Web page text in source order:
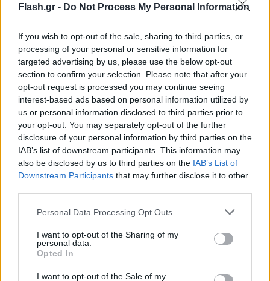
Flash.gr - Do Not Process My Personal Information
If you wish to opt-out of the sale, sharing to third parties, or
processing of your personal or sensitive information for
targeted advertising by us, please use the below opt-out
section to confirm your selection. Please note that after your
opt-out request is processed you may continue seeing
interest-based ads based on personal information utilized by
us or personal information disclosed to third parties prior to
your opt-out. You may separately opt-out of the further
disclosure of your personal information by third parties on the
IAB’s list of downstream participants. This information may
also be disclosed by us to third parties on the IAB’s List of
Downstream Participants that may further disclose it to other
Please note that this website/app uses one or more Google
not limited to your visit or usage behaviour. You may click to
grant or deny consent to Google and its third-party tags to
use your data for below specified purposes in below Google
consent section.
Personal Data Processing Opt Outs
I want to opt-out of the Sharing of my
personal data.
Opted In
I want to opt-out of the Sale of my